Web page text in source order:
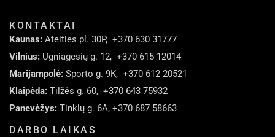
KONTAKTAI
Kaunas: Ateities pl. 30P, +370 630 31777
Vilnius: Ugniagesių g. 12, +370 615 12014
Marijampolė: Sporto g. 9K, +370 612 20521
Klaipėda: Tilžės g. 60, +370 643 75932
Panevėžys: Tinklų g. 6A, +370 687 58663
DARBO LAIKAS